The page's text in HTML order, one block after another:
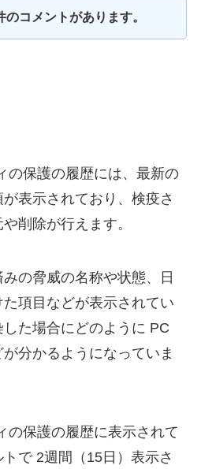
コメントがあります。
の保護の履歴には、最新の
表示されており、検疫さ
削除が行えます。
の脅威の名称や状態、日
項目などが表示されてい
た場合にどのように PC
分かるようになっていま
の保護の履歴に表示されて
で 2週間（15日）表示さ